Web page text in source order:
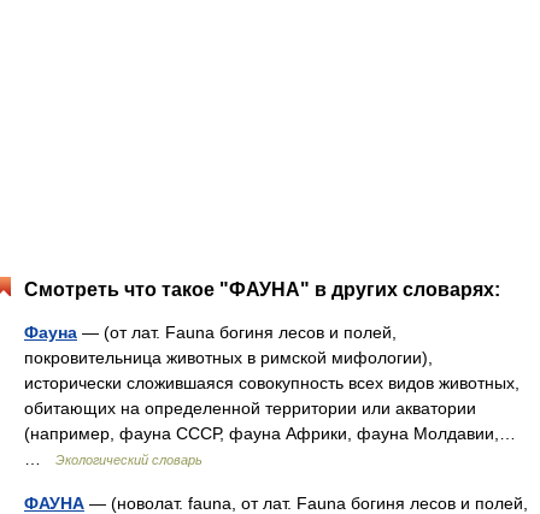
Смотреть что такое "ФАУНА" в других словарях:
Фауна — (от лат. Fauna богиня лесов и полей,
покровительница животных в римской мифологии),
исторически сложившаяся совокупность всех видов животных,
обитающих на определенной территории или акватории
(например, фауна СССР, фауна Африки, фауна Молдавии,…
Экологический словарь
ФАУНА — (новолат. fauna, от лат. Fauna богиня лесов и полей,